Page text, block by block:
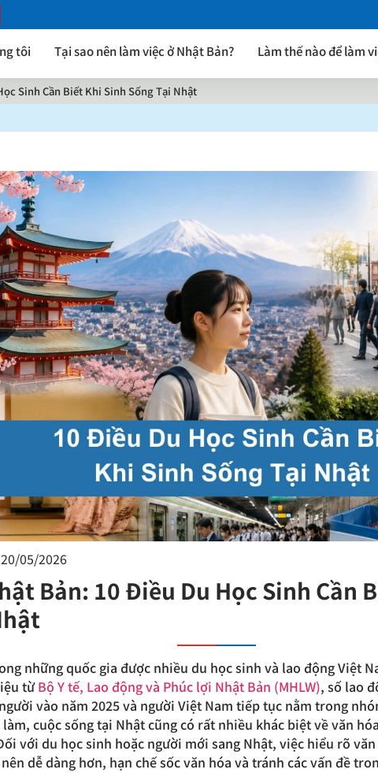
tôi Tại sao nên làm việc ở Nhật Bản? Làm thế nào để làm
Sinh Cần Biết Khi Sinh Sống Tại Nhật
20/05/2026
Bản: 10 Điều Du Học Sinh Cần
những quốc gia được nhiều du học sinh và lao động Việt
từBộ Y tế, Lao động và Phúc lợi Nhật Bản (MHLW), số lao
vào năm 2025 và người Việt Nam tiếp tục nằm trong
cuộc sống tại Nhật cũng có rất nhiều khác biệt về văn
với du học sinh hoặc người mới sang Nhật, việc hiểu rõ
dễ dàng hơn, hạn chế sốc văn hóa và tránh các vấn đề